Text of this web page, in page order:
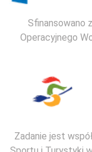
Sfinansowano
Operacyjnego
Zadanie jest